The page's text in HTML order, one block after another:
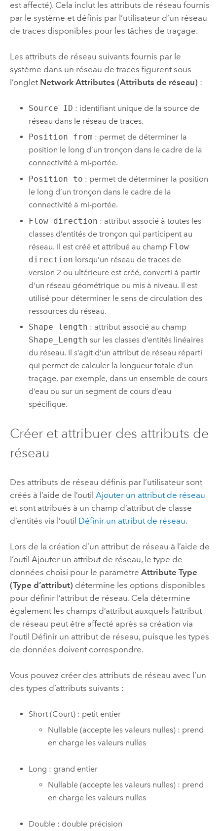
est affecté). Cela inclut les attributs de réseau fournis
par le système et définis par l’utilisateur d’un réseau
de traces disponibles pour les tâches de traçage.
Les attributs de réseau suivants fournis par le
système dans un réseau de traces figurent sous
l’onglet Network Attributes (Attributs de réseau) :
Source ID : identifiant unique de la source de
réseau dans le réseau de traces.
Position from : permet de déterminer la
position le long d’un tronçon dans le cadre de la
connectivité à mi-portée.
Position to : permet de déterminer la position
le long d’un tronçon dans le cadre de la
connectivité à mi-portée.
Flow direction : attribut associé à toutes les
classes d’entités de tronçon qui participent au
réseau. Il est créé et attribué au champ Flow
direction lorsqu’un réseau de traces de
version 2 ou ultérieure est créé, converti à partir
d’un réseau géométrique ou mis à niveau. Il est
utilisé pour déterminer le sens de circulation des
ressources du réseau.
Shape length : attribut associé au champ
Shape_Length sur les classes d’entités linéaires
du réseau. Il s’agit d’un attribut de réseau réparti
qui permet de calculer la longueur totale d’un
traçage, par exemple, dans un ensemble de cours
d’eau ou sur un segment de cours d’eau
spécifique.
Créer et attribuer des attributs de
réseau
Des attributs de réseau définis par l’utilisateur sont
créés à l’aide de l’outil Ajouter un attribut de réseau
et sont attribués à un champ d’attribut de classe
d’entités via l’outil Définir un attribut de réseau.
Lors de la création d’un attribut de réseau à l’aide de
l’outil Ajouter un attribut de réseau, le type de
données choisi pour le paramètre Attribute Type
(Type d’attribut) détermine les options disponibles
pour définir l’attribut de réseau. Cela détermine
également les champs d’attribut auxquels l’attribut
de réseau peut être affecté après sa création via
l’outil Définir un attribut de réseau, puisque les types
de données doivent correspondre.
Vous pouvez créer des attributs de réseau avec l’un
des types d’attributs suivants :
Short (Court) : petit entier
Nullable (accepte les valeurs nulles) : prend
en charge les valeurs nulles
Long : grand entier
Nullable (accepte les valeurs nulles) : prend
en charge les valeurs nulles
Double : double précision